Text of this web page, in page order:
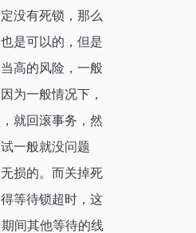
没有死锁，那么
是可以的，但是
高的风险，一般
为一般情况下，
就回滚事务，然
一般就没问题
损的。而关掉死
等待锁超时，这
间其他等待的线